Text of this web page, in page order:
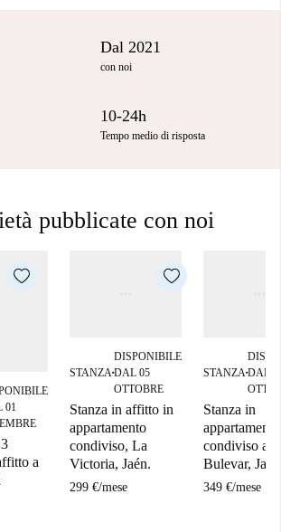
Dal 2021
con noi
10-24h
Tempo medio di risposta
pubblicate con noi
01
a
STANZA■
DISPONIBILE
DAL 05
OTTOBRE
Stanza in affitto in
appartamento
condiviso, La
Victoria, Jaén.
299 €/mese
STANZA■DAL
Stanza in
appartamento
condiviso a
Bulevar, Jaén
349 €/mese